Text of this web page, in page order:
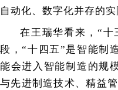
自动化、数字化并存的实
在王瑞华看来，“十
段，“十四五”是智能制
能会进入智能制造的规
与先进制造技术、精益